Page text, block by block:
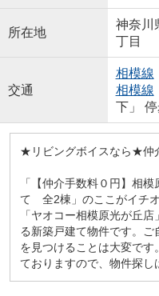
所在地
神奈川
丁目
交通
相模線
相模線
下」
★リビングボイスなら★仲
「【仲介手数料０円】相
て 全2棟」のここがイチ
「ヤオコー相模原光が丘
る新築戸建て物件です。
を見つけることは大変で
ておりますので、物件探し